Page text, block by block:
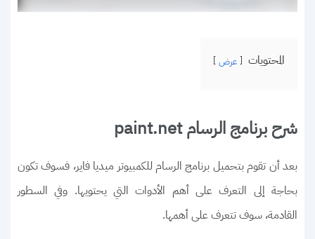
المحتويات عرض
شرح برنامج الرسام paint.net
بعد أن تقوم بتحميل برنامج الرسام للكمبيوتر ميديا فاير، فسوف تكون
بحاجة إلى التعرف على أهم الأدوات التي يحتويها. وفي السطور
القادمة، سوف تتعرف على أهمها.